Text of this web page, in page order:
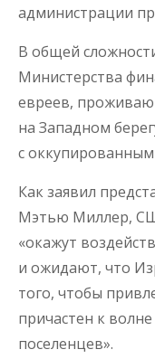
администрации
В общей
Министерства
евреев,
на Западном
с
Как заявил
Мэтью Миллер,
«окажут
и ожидают, что
того, чтобы
причастен к
поселенцев».